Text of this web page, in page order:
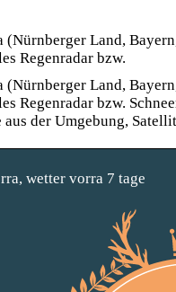
(Nürnberger Land,
Regenradar bzw.
(Nürnberger Land,
Regenradar bzw.
der Umgebung,
wetter vorra 7 tage